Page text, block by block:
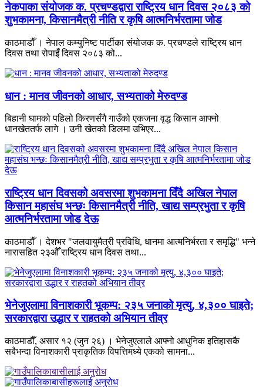
नेकपाका संयोजक क. प्रचण्डद्वारा राष्ट्रिय धान दिवस २०८३ को
शुभकामना, किसानमैत्री नीति र कृषि आत्मनिर्भरतामा जोड
काठमाडौँ । नेपाल कम्युनिष्ट पार्टीका संयोजक क. प्रचण्डले राष्ट्रिय धान
दिवस तथा रोपाइँ दिवस २०८३ को...
धान : मानव जीवनको आधार, सभ्यताको मेरुदण्ड
बिहानी घामको पहिलो किरणसँगै गाउँको एकजना वृद्ध किसान आफ्नो
धानखेततर्फ लागे । उनी खेतको डिलमा उभिएर...
राष्ट्रिय धान दिवसको अवसरमा शुभकामना दिँदै अखिल नेपाल
किसान महासंघ भन्छः किसानमैत्री नीति, खाद्य सम्प्रभुता र कृषि
आत्मनिर्भरतामा जोड देऊ
काठमाडौँ । देशभर "जलवायुमैत्री प्रविधि, धानमा आत्मनिर्भरता र समृद्धि" भन्ने
नारासहित २३औँ राष्ट्रिय धान दिवस तथा...
भेनेजुएलामा विनाशकारी भूकम्प: २३५ जनाको मृत्यु, ४,३०० घाइते;
सरकारद्वारा उद्धार र राहतको अभियान तीव्र
काठमाडौँ, असार १२ (जुन २६) । भेनेजुएलाले आफ्नो आधुनिक इतिहासकै
सबैभन्दा विनाशकारी प्राकृतिक विपत्तिमध्ये एकको सामना...